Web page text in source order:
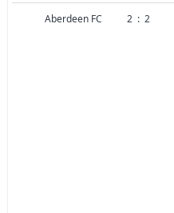
Aberdeen FC 2 : 2